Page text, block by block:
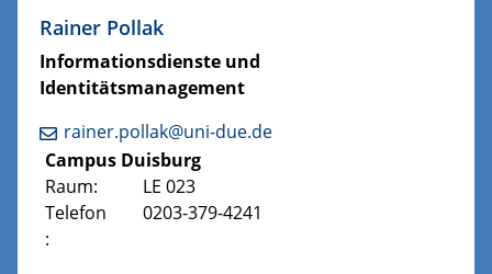
Rainer Pollak
Informationsdienste und
Identitätsmanagement
rainer.pollak@uni-due.de
Campus Duisburg
Raum:
LE 023
Telefon
:
0203-379-4241